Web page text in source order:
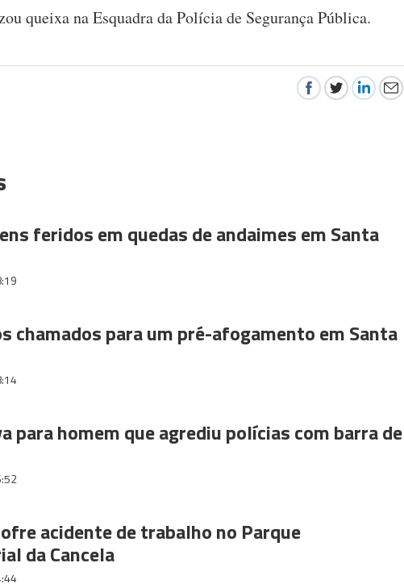
queixa na Esquadra da Polícia de Segurança Pública.
feridos em quedas de andaimes em Santa
chamados para um pré-afogamento em Santa
para homem que agrediu polícias com barra de
acidente de trabalho no Parque
da Cancela